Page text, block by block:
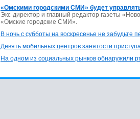
«Омскими городскими СМИ» будет
Экс-директор и главный редактор газеты
«Омские городские СМИ».
В ночь с субботы на воскресенье не забудьте
Девять мобильных центров занятости
На одном из социальных рынков обнаружили